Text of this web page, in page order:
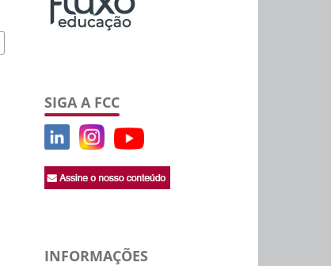
SIGA A FCC
INFORMAÇÕES